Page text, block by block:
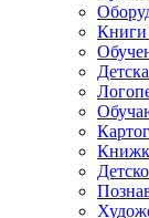
Книги